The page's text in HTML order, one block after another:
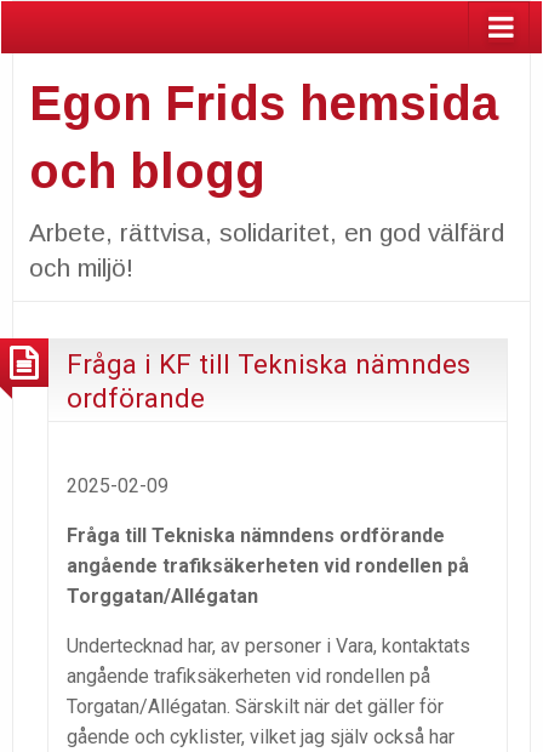
Egon Frids hemsida
och blogg
Arbete, rättvisa, solidaritet, en god välfärd
och miljö!
Fråga i KF till Tekniska nämndes
ordförande
2025-02-09
Fråga till Tekniska nämndens ordförande
angående trafiksäkerheten vid rondellen på
Torggatan/Allégatan
Undertecknad har, av personer i Vara, kontaktats
angående trafiksäkerheten vid rondellen på
Torgatan/Allégatan. Särskilt när det gäller för
gående och cyklister, vilket jag själv också har